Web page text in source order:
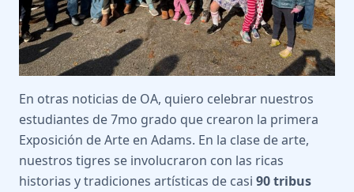
En otras noticias de OA, quiero celebrar nuestros
estudiantes de 7mo grado que crearon la primera
Exposición de Arte en Adams. En la clase de arte,
nuestros tigres se involucraron con las ricas
historias y tradiciones artísticas de casi 90 tribus